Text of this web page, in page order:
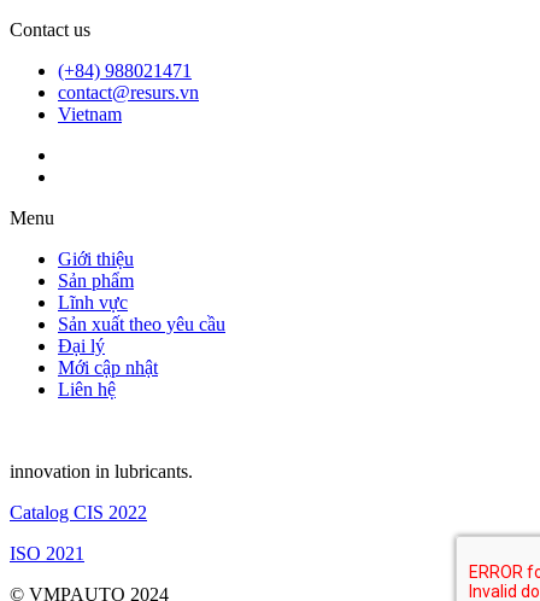
Contact us
(+84) 988021471
contact@resurs.vn
Vietnam
Menu
Giới thiệu
Sản phẩm
Lĩnh vực
Sản xuất theo yêu cầu
Đại lý
Mới cập nhật
Liên hệ
innovation in lubricants.
Catalog CIS 2022
ISO 2021
© VMPAUTO 2024